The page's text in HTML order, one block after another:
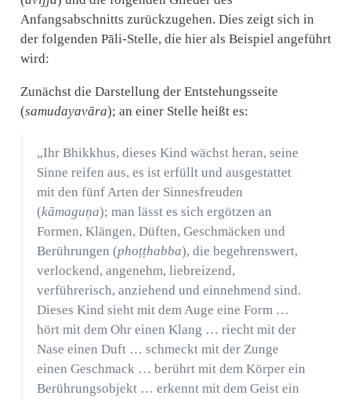
Anfangsabschnitts zurückzugehen. Dies zeigt sich in
der folgenden Pāli-Stelle, die hier als Beispiel angeführt
wird:
Zunächst die Darstellung der Entstehungsseite
(samudayavāra); an einer Stelle heißt es:
„Ihr Bhikkhus, dieses Kind wächst heran, seine
Sinne reifen aus, es ist erfüllt und ausgestattet
mit den fünf Arten der Sinnesfreuden
(kāmaguṇa); man lässt es sich ergötzen an
Formen, Klängen, Düften, Geschmäcken und
Berührungen (phoṭṭhabba), die begehrenswert,
verlockend, angenehm, liebreizend,
verführerisch, anziehend und einnehmend sind.
Dieses Kind sieht mit dem Auge eine Form …
hört mit dem Ohr einen Klang … riecht mit der
Nase einen Duft … schmeckt mit der Zunge
einen Geschmack … berührt mit dem Körper ein
Berührungsobjekt … erkennt mit dem Geist ein